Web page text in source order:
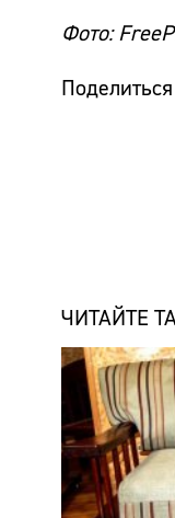
Фото:
ЧИТАЙТЕ